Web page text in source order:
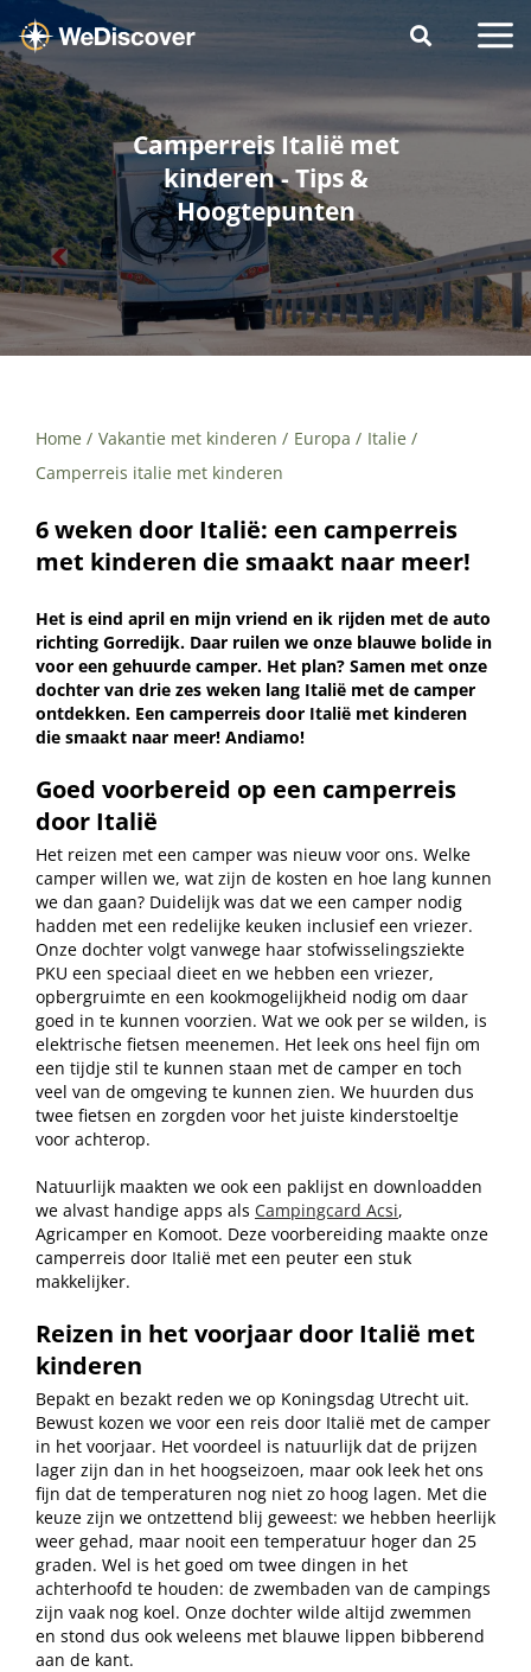
Camperreis Italië met
kinderen - Tips &
Hoogtepunten
Home Vakantie met kinderen Europa
Italie
Camperreis italie met kinderen
6 weken door Italië: een camperreis
met kinderen die smaakt naar meer!
Het is eind april en mijn vriend en ik rijden met de auto
richting Gorredijk. Daar ruilen we onze blauwe bolide in
voor een gehuurde camper. Het plan? Samen met onze
dochter van drie zes weken lang Italië met de camper
ontdekken. Een camperreis door Italië met kinderen
die smaakt naar meer! Andiamo!
Goed voorbereid op een camperreis
door Italië
Het reizen met een camper was nieuw voor ons. Welke
camper willen we, wat zijn de kosten en hoe lang kunnen
we dan gaan? Duidelijk was dat we een camper nodig
hadden met een redelijke keuken inclusief een vriezer.
Onze dochter volgt vanwege haar stofwisselingsziekte
PKU een speciaal dieet en we hebben een vriezer,
opbergruimte en een kookmogelijkheid nodig om daar
goed in te kunnen voorzien. Wat we ook per se wilden, is
elektrische fietsen meenemen. Het leek ons heel fijn om
een tijdje stil te kunnen staan met de camper en toch
veel van de omgeving te kunnen zien. We huurden dus
twee fietsen en zorgden voor het juiste kinderstoeltje
voor achterop.
Natuurlijk maakten we ook een paklijst en downloadden
we alvast handige apps als Campingcard Acsi,
Agricamper en Komoot. Deze voorbereiding maakte onze
camperreis door Italië met een peuter een stuk
makkelijker.
Reizen in het voorjaar door Italië met
kinderen
Bepakt en bezakt reden we op Koningsdag Utrecht uit.
Bewust kozen we voor een reis door Italië met de camper
in het voorjaar. Het voordeel is natuurlijk dat de prijzen
lager zijn dan in het hoogseizoen, maar ook leek het ons
fijn dat de temperaturen nog niet zo hoog lagen. Met die
keuze zijn we ontzettend blij geweest: we hebben heerlijk
weer gehad, maar nooit een temperatuur hoger dan 25
graden. Wel is het goed om twee dingen in het
achterhoofd te houden: de zwembaden van de campings
zijn vaak nog koel. Onze dochter wilde altijd zwemmen
en stond dus ook weleens met blauwe lippen bibberend
aan de kant.